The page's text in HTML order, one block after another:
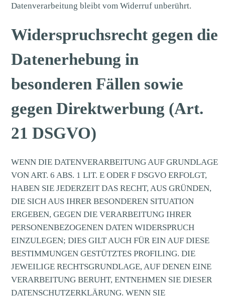
Datenverarbeitung bleibt vom Widerruf unberührt.
Widerspruchsrecht gegen die
Datenerhebung in
besonderen Fällen sowie
gegen Direktwerbung (Art.
21 DSGVO)
WENN DIE DATENVERARBEITUNG AUF GRUNDLAGE
VON ART. 6 ABS. 1 LIT. E ODER F DSGVO ERFOLGT,
HABEN SIE JEDERZEIT DAS RECHT, AUS GRÜNDEN,
DIE SICH AUS IHRER BESONDEREN SITUATION
ERGEBEN, GEGEN DIE VERARBEITUNG IHRER
PERSONENBEZOGENEN DATEN WIDERSPRUCH
EINZULEGEN; DIES GILT AUCH FÜR EIN AUF DIESE
BESTIMMUNGEN GESTÜTZTES PROFILING. DIE
JEWEILIGE RECHTSGRUNDLAGE, AUF DENEN EINE
VERARBEITUNG BERUHT, ENTNEHMEN SIE DIESER
DATENSCHUTZERKLÄRUNG. WENN SIE